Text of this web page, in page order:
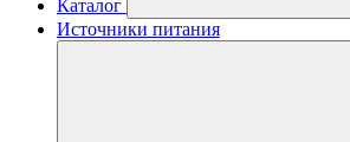
Каталог
Источники питания